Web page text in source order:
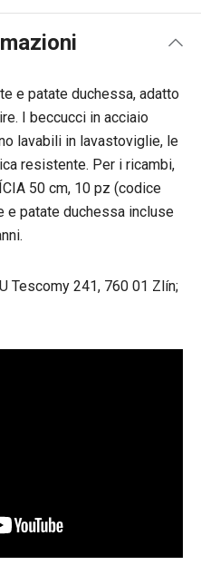
e patate duchessa, adatto
I beccucci in acciaio
lavabili in lavastoviglie, le
resistente. Per i ricambi,
50 cm, 10 pz (codice
e patate duchessa incluse
Tescomy 241, 760 01 Zlín;